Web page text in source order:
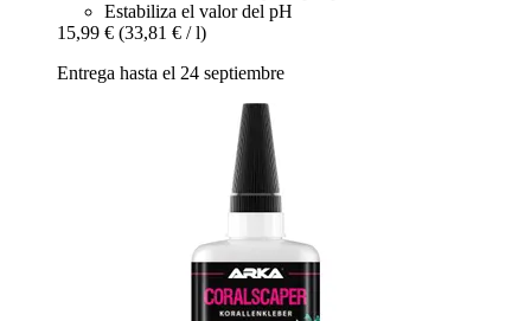
Estabiliza el valor del pH
15,99 € (33,81 € / l)
Entrega hasta el 24 septiembre